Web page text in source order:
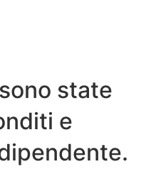
state
e